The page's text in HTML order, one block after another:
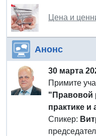
Цена и
Анонс
30 марта
Примите
"Правовой
практике и
Спикер: